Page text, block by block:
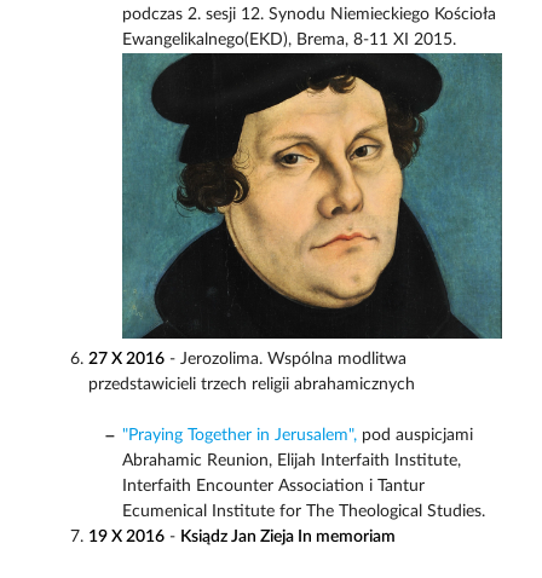
podczas 2. sesji 12. Synodu Niemieckiego Kościoła
Ewangelikalnego(EKD), Brema, 8-11 XI 2015.
27 X 2016- Jerozolima. Wspólna modlitwa
przedstawicieli trzech religii abrahamicznych
"Praying Together in Jerusalem",pod auspicjami
Abrahamic Reunion, Elijah Interfaith Institute,
Interfaith Encounter Association i Tantur
Ecumenical Institute for The Theological Studies.
19 X 2016- Ksiądz Jan Zieja In memoriam